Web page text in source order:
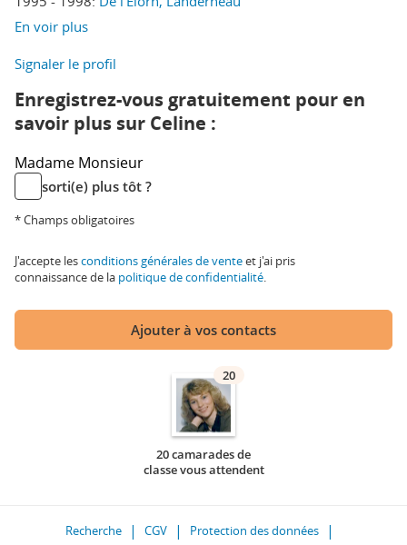
En voir plus
Signaler le profil
Enregistrez-vous gratuitement pour en
savoir plus sur Celine :
Madame Monsieur
sorti(e) plus tôt ?
* Champs obligatoires
J'accepte lesconditions générales de venteet j'ai pris
connaissance de la politique de confidentialité.
Ajouter à vos contacts
20
20 camarades de
classe vous attendent
Recherche CGV
Protection des données